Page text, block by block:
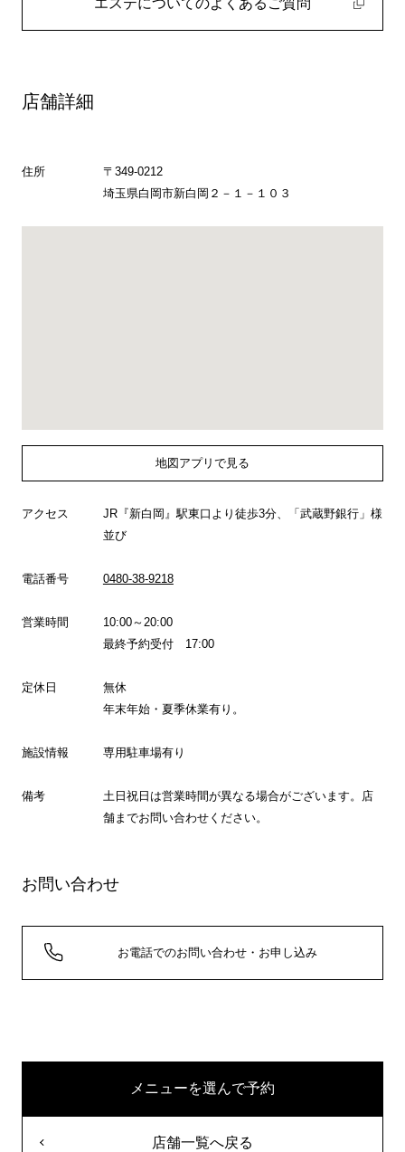
エステについてのよくあるご質問
店舗詳細
住所
〒349-0212
埼玉県白岡市新白岡２－１－１０３
地図アプリで見る
アクセス
JR『新白岡』駅東口より徒歩3分、「武蔵野銀行」様
並び
電話番号 0480-38-9218
営業時間
10:00～20:00
最終予約受付 17:00
定休日
無休
年末年始・夏季休業有り。
施設情報 専用駐車場有り
備考
土日祝日は営業時間が異なる場合がございます。店
舗までお問い合わせください。
お問い合わせ
お電話でのお問い合わせ・お申し込み
メニューを選んで予約
店舗一覧へ戻る